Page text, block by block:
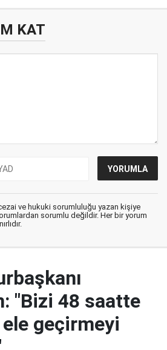
KAT
ve hukuki sorumluluğu yazan kişiye
sorumlu değildir. Her bir yorum
"Bizi 48 saatte
geçirmeyi